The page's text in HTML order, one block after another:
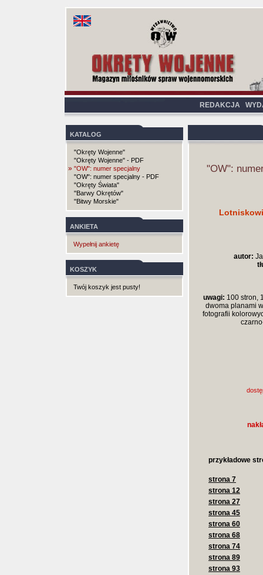
REDAKCJA
KATALOG
"Okręty Wojenne"
"Okręty Wojenne" - PDF
» "OW": numer specjalny
"OW": numer specjalny - PDF
"Okręty Świata"
"Barwy Okrętów"
"Bitwy Morskie"
ANKIETA
Wypełnij ankietę
KOSZYK
Twój koszyk jest pusty!
"OW":
autor:
uwagi: 100 stron,
dwoma planami
fotografii
przykładowe
strona 7
strona 12
strona 27
strona 45
strona 60
strona 68
strona 74
strona 89
strona 93